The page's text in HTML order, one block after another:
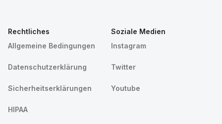
Rechtliches
Allgemeine Bedingungen
Datenschutzerklärung
Sicherheitserklärungen
HIPAA
Soziale Medien
Instagram
Twitter
Youtube